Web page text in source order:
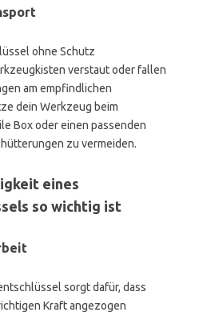
ohne Schutz
verstaut oder fallen
am empfindlichen
dein Werkzeug beim
Box oder einen passenden
zu vermeiden.
eines
so wichtig ist
sorgt dafür, dass
Kraft angezogen